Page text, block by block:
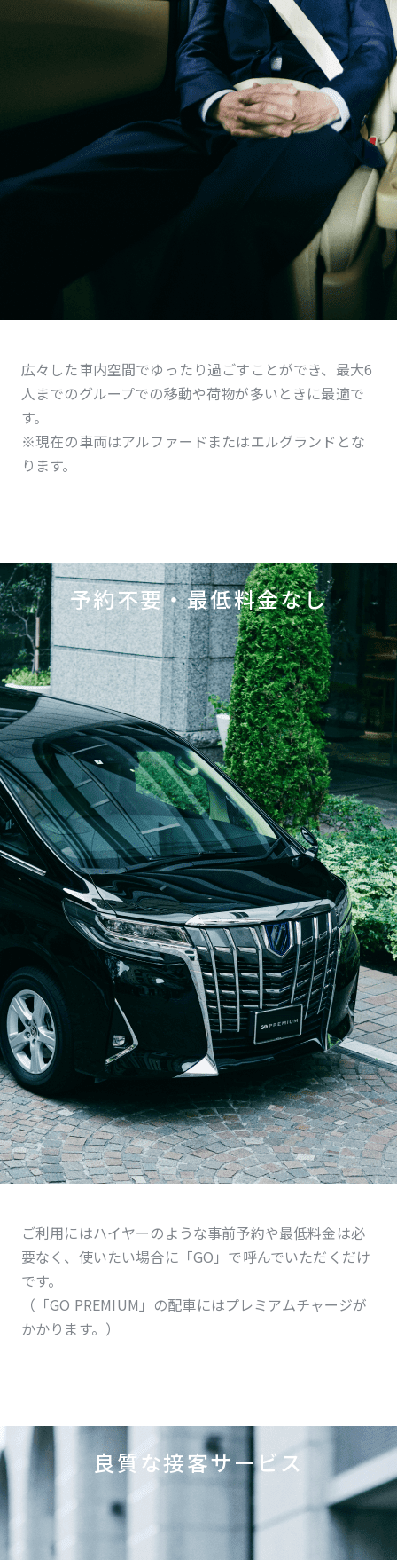
広々した車内空間でゆったり過ごすことができ、最大6
人までのグループでの移動や荷物が多いときに最適で
す。
※現在の車両はアルファードまたはエルグランドとな
ります。
予約不要・最低料金なし
ご利用にはハイヤーのような事前予約や最低料金は必
要なく、使いたい場合に「GO」で呼んでいただくだけ
です。
（「GO PREMIUM」の配車にはプレミアムチャージが
かかります。）
良質な接客サービス